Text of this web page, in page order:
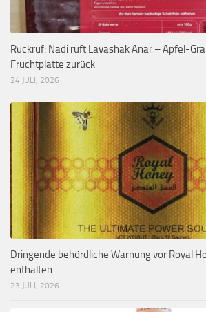
Rückruf: Nadi ruft Lavashak Anar – Apfel-
Fruchtplatte zurück
24 JULI, 2026
Dringende behördliche Warnung vor Royal
enthalten
23 JULI, 2026